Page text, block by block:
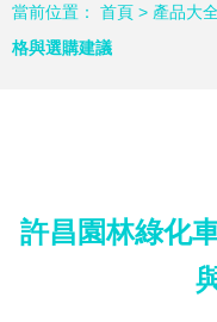
當前位置： 首頁 > 產品大
格與選購建議
許昌園林綠化